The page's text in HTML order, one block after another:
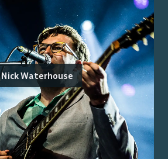
Nick Waterhouse